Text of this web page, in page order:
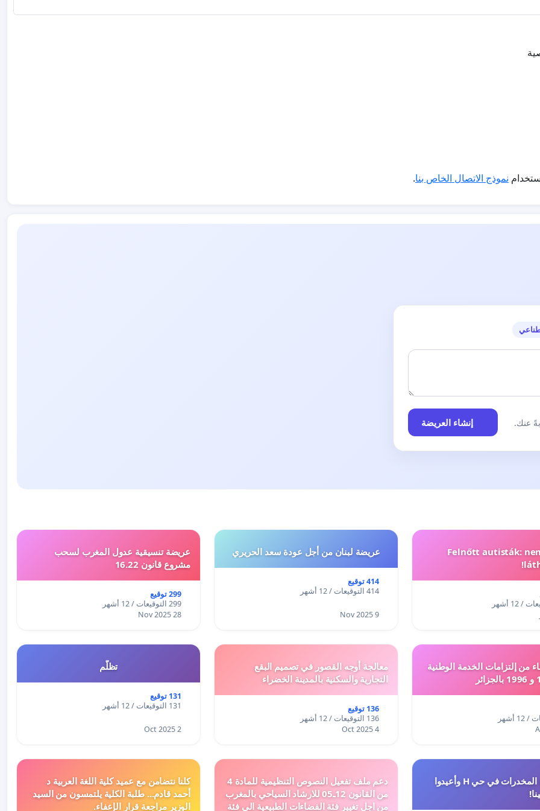
نموذج الاتصال الخاص بنا.
عنك. إنشاء العريضة
Felnőtt autisták:
عريضة لبنان من أجل عودة سعد الحريري
414 توقيع
414 التوقيعات / 12 أشهر
9 Nov 2025
عريضة تنسيقية عدول المغرب لسحب
مشروع قانون 16.22
299 توقيع
299 التوقيعات / 12 أشهر
28 Nov 2025
من إلتزامات الخدمة الوطنية
معالجة أوجه القصور في تصميم البقع
التجارية والسكنية بالمدينة الخضراء
136 توقيع
136 التوقيعات / 12 أشهر
4 Oct 2025
تظلّم
131 توقيع
131 التوقيعات / 12 أشهر
2 Oct 2025
أوقفوا معاناة المخدرات في حي H وأعيدوا
دعم ملف تفعيل النصوص التنظيمية للمادة 4
من القانون 12ـ05 للارشاد السياحي بالمغرب
من اجل تغيير فئة الفضاءات الطبيعية الى فئة
كلنا نتضامن مع عميد كلية اللغة العربية د
أحمد قادم... طلبة الكلية يلتمسون من السيد
الوزير مراجعة قرار الإعفاء.